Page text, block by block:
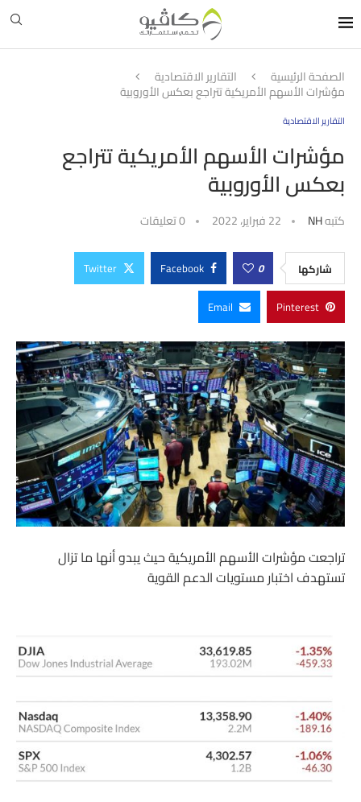
الصفحة الرئيسية التقارير الاقتصادية
مؤشرات الأسهم الأمريكية تتراجع بعكس الأوروبية
التقارير الاقتصادية
مؤشرات الأسهم الأمريكية تتراجع
بعكس الأوروبية
كتبهNH 22 فبراير، 2022 0 تعليقات
شاركها 0
Facebook
Twitter
Pinterest
Email
تراجعت مؤشرات الأسهم الأمريكية حيث يبدو أنها ما تزال
تستهدف اختبار مستويات الدعم القوية